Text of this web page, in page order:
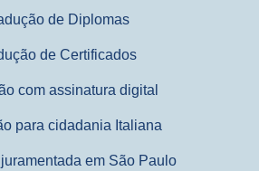
de Diplomas
de Certificados
com assinatura digital
para cidadania Italiana
em São Paulo